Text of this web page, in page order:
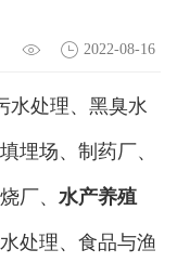
2022-08-16
水处理、黑臭水
埋场、制药厂、
厂、 水产养殖
处理、食品与渔